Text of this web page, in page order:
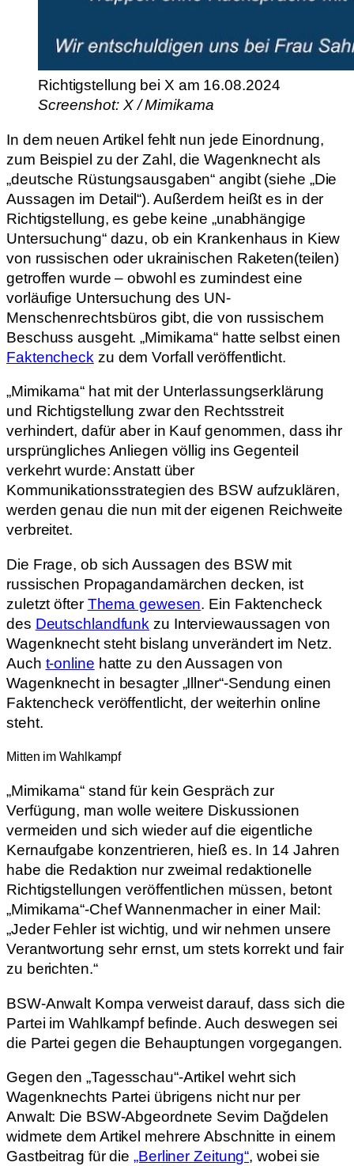
Richtigstellung bei X am 16.08.2024
Screenshot: X / Mimikama
In dem neuen Artikel fehlt nun jede Einordnung,
zum Beispiel zu der Zahl, die Wagenknecht als
„deutsche Rüstungsausgaben“ angibt (siehe „Die
Aussagen im Detail“). Außerdem heißt es in der
Richtigstellung, es gebe keine „unabhängige
Untersuchung“ dazu, ob ein Krankenhaus in Kiew
von russischen oder ukrainischen Raketen(teilen)
getroffen wurde – obwohl es zumindest eine
vorläufige Untersuchung des UN-
Menschenrechtsbüros gibt, die von russischem
Beschuss ausgeht. „Mimikama“ hatte selbst einen
Faktencheck zu dem Vorfall veröffentlicht.
„Mimikama“ hat mit der Unterlassungserklärung
und Richtigstellung zwar den Rechtsstreit
verhindert, dafür aber in Kauf genommen, dass ihr
ursprüngliches Anliegen völlig ins Gegenteil
verkehrt wurde: Anstatt über
Kommunikationsstrategien des BSW aufzuklären,
werden genau die nun mit der eigenen Reichweite
verbreitet.
Die Frage, ob sich Aussagen des BSW mit
russischen Propagandamärchen decken, ist
zuletzt öfter Thema gewesen. Ein Faktencheck
des Deutschlandfunk zu Interviewaussagen von
Wagenknecht steht bislang unverändert im Netz.
Auch t-online hatte zu den Aussagen von
Wagenknecht in besagter „Illner“-Sendung einen
Faktencheck veröffentlicht, der weiterhin online
steht.
Mitten im Wahlkampf
„Mimikama“ stand für kein Gespräch zur
Verfügung, man wolle weitere Diskussionen
vermeiden und sich wieder auf die eigentliche
Kernaufgabe konzentrieren, hieß es. In 14 Jahren
habe die Redaktion nur zweimal redaktionelle
Richtigstellungen veröffentlichen müssen, betont
„Mimikama“-Chef Wannenmacher in einer Mail:
„Jeder Fehler ist wichtig, und wir nehmen unsere
Verantwortung sehr ernst, um stets korrekt und fair
zu berichten.“
BSW-Anwalt Kompa verweist darauf, dass sich die
Partei im Wahlkampf befinde. Auch deswegen sei
die Partei gegen die Behauptungen vorgegangen.
Gegen den „Tagesschau“-Artikel wehrt sich
Wagenknechts Partei übrigens nicht nur per
Anwalt: Die BSW-Abgeordnete Sevim Dağdelen
widmete dem Artikel mehrere Abschnitte in einem
Gastbeitrag für die „Berliner Zeitung“, wobei sie